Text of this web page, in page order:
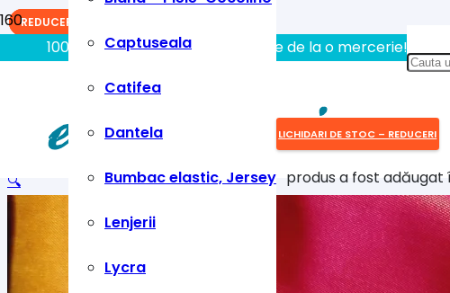
100% aici gasiti tot ce aveti nevoie de la o mercerie!!
Captuseala
Catifea
Dantela
Bumbac elastic, Jersey
Lenjerii
Lycra
LICHIDARI DE STOC – REDUCERI
produsa fost adăugat
🔍
REDUCERI!
REDUCERI!
REDUCERI!